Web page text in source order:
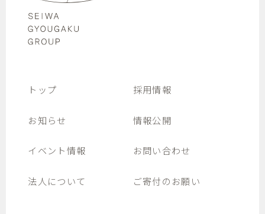
トップ
お知らせ
イベント情報
法人について
採用情報
情報公開
お問い合わせ
ご寄付のお願い